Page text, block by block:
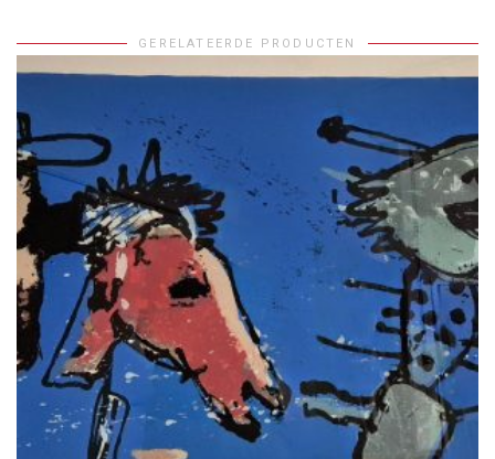
GERELATEERDE PRODUCTEN